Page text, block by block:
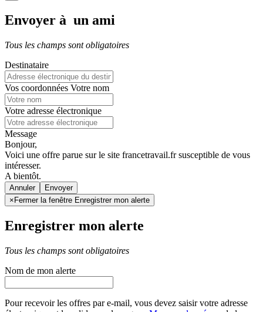
Envoyer à un ami
Tous les champs sont obligatoires
Destinataire
Vos coordonnées Votre nom
Votre adresse électronique
Message
Bonjour,
Voici une offre parue sur le site francetravail.fr susceptible de vous
intéresser.
A bientôt.
Annuler
× Fermer la fenêtre Enregistrer mon alerte
Enregistrer mon alerte
Tous les champs sont obligatoires
Nom de mon alerte
Pour recevoir les offres par e-mail, vous devez saisir votre adresse